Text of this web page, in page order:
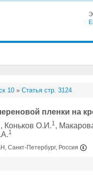
10 »Статья стр. 3124
пленки на
, Коньков О.И.1,
1
Санкт-Петербург, Россия